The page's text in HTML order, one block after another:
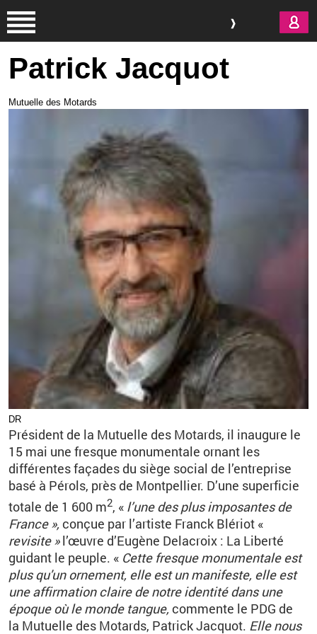
Patrick Jacquot
Mutuelle des Motards
DR
Président de la Mutuelle des Motards, il inaugure le
15 mai une fresque monumentale ornant les
différentes façades du siège social de l’entreprise
basé à Pérols, près de Montpellier. D’une superficie
totale de 1 600 m2, « l’une des plus imposantes de
France »,conçue par l’artiste Franck Blériot «
revisite »l’œuvre d’Eugène Delacroix : La Liberté
guidant le peuple. « Cette fresque monumentale est
plus qu'un ornement, elle est un manifeste, elle est
une affirmation claire de notre identité dans une
époque où le monde tangue,commente le PDG de
la Mutuelle des Motards, Patrick Jacquot. Elle nous